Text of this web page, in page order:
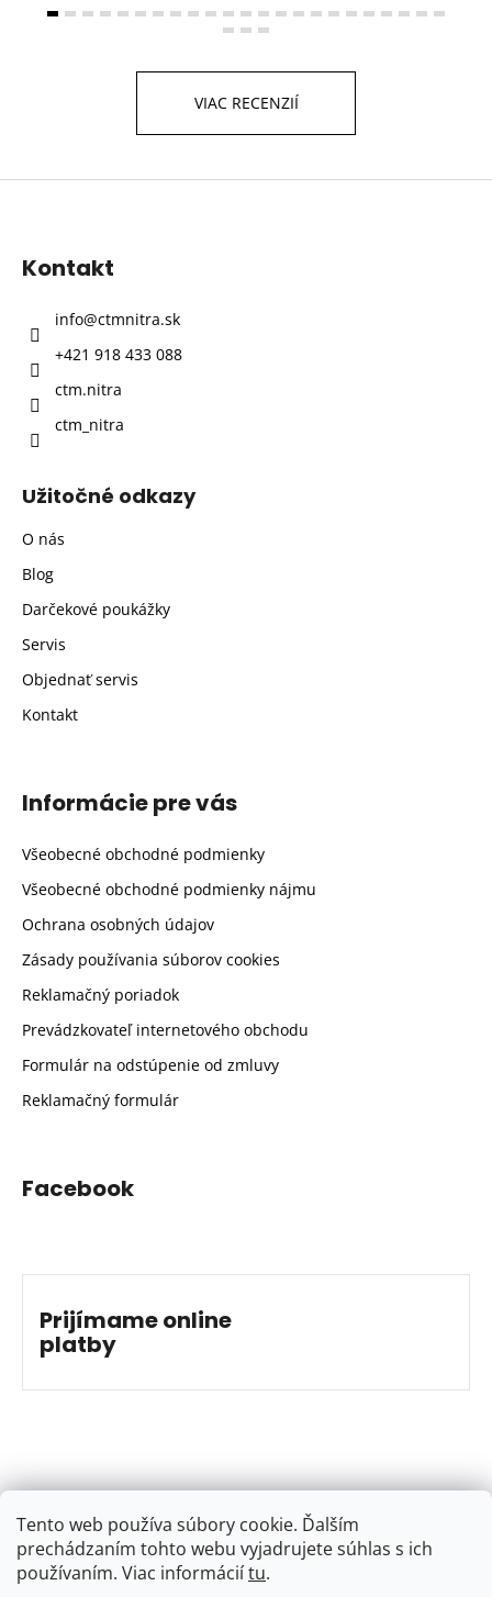
Tento web používa súbory cookie. Ďalším
prechádzaním tohto webu vyjadrujete súhlas s ich
používaním. Viac informáciítu.
VIAC RECENZIÍ
Kontakt
info@ctmnitra.sk
+421 918 433 088
ctm.nitra
ctm_nitra
Užitočné odkazy
O nás
Blog
Darčekové poukážky
Servis
Objednať servis
Kontakt
Informácie pre vás
Všeobecné obchodné podmienky
Všeobecné obchodné podmienky nájmu
Ochrana osobných údajov
Zásady používania súborov cookies
Reklamačný poriadok
Prevádzkovateľ internetového obchodu
Formulár na odstúpenie od zmluvy
Reklamačný formulár
Facebook
Prijímame online
platby